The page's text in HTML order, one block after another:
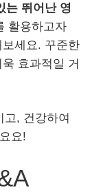
는 뛰어난 영
활용하고자
세요. 꾸준한
효과적일 거
, 건강하여
요!